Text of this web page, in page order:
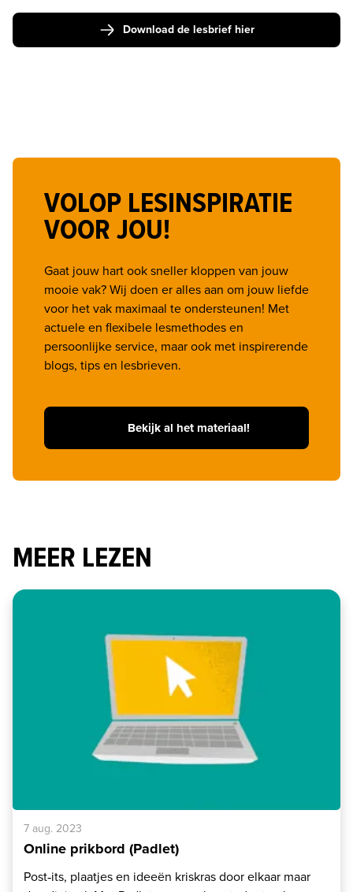
Download de lesbrief hier
VOLOP LESINSPIRATIE
VOOR JOU!
Gaat jouw hart ook sneller kloppen van jouw
mooie vak? Wij doen er alles aan om jouw liefde
voor het vak maximaal te ondersteunen! Met
actuele en flexibele lesmethodes en
persoonlijke service, maar ook met inspirerende
blogs, tips en lesbrieven.
Bekijk al het materiaal!
MEER LEZEN
7 aug. 2023
Online prikbord (Padlet)
Post‑its, plaatjes en ideeën kriskras door elkaar maar